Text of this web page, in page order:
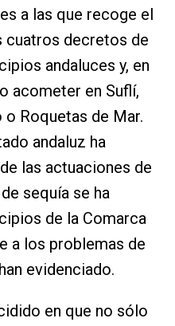
a las que recoge el
cuatros decretos de
andaluces y, en
acometer en Suflí,
o Roquetas de Mar.
andaluz ha
las actuaciones de
sequía se ha
de la Comarca
a los problemas de
evidenciado.
en que no sólo